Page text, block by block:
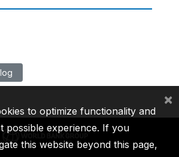
to optimize functionality and
possible experience. If you
this website beyond this page,
×